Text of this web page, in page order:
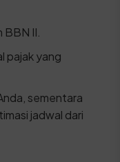
II.
pajak yang
sementara
jadwal dari